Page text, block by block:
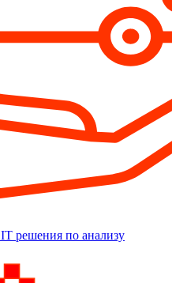
IT решения по анализу